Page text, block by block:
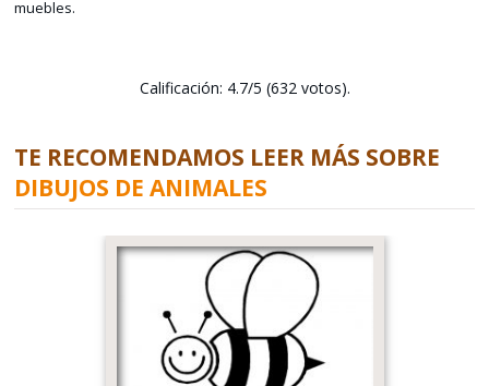
muebles.
Calificación: 4.7/5 (632 votos).
TE RECOMENDAMOS LEER MÁS SOBRE
DIBUJOS DE ANIMALES